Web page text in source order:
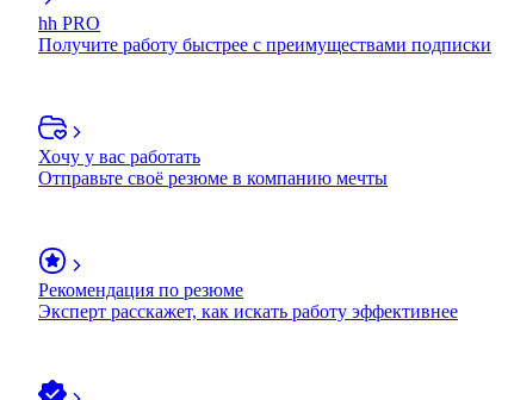
hh PRO
Получите работу быстрее с преимуществами подписки
Хочу у вас работать
Отправьте своё резюме в компанию мечты
Рекомендация по резюме
Эксперт расскажет, как искать работу эффективнее